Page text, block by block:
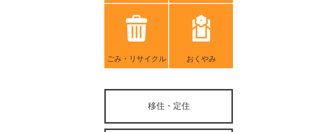
ごみ・リサイクル おくやみ
移住・定住